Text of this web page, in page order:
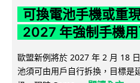
可換電池手機或重
2027 年強制手機
歐盟新例將於 2027 年 2 月 18
池須可由用戶自行拆換，目標是